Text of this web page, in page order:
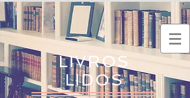
LIVROS
LIDOS